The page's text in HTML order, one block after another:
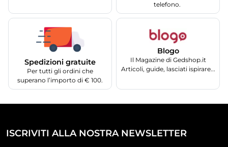
telefono.
Spedizioni gratuite
Per tutti gli ordini che
superano l’importo di € 100.
Blogo
Il Magazine di Gedshop.it
Articoli, guide, lasciati ispirare...
ISCRIVITI ALLA NOSTRA NEWSLETTER